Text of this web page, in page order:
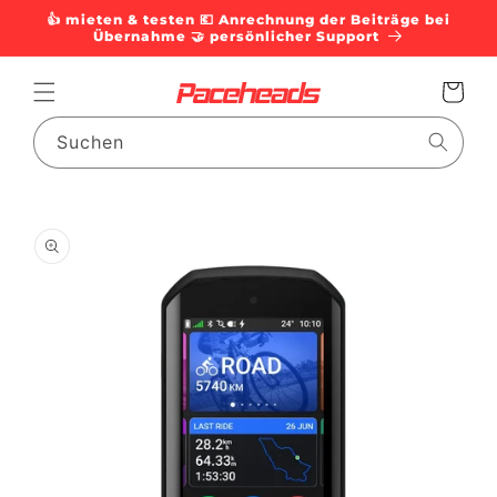
zum
👍 mieten & testen 💶 Anrechnung der Beiträge bei
Übernahme 🤝 persönlicher Support
Warenkorb
Suchen